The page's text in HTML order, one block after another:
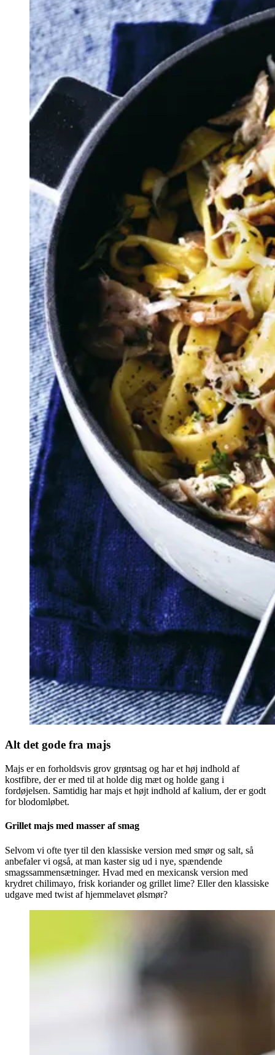
Alt det gode fra majs
Majs er en forholdsvis grov grøntsag og har et høj indhold af
kostfibre, der er med til at holde dig mæt og holde gang i
fordøjelsen. Samtidig har majs et højt indhold af kalium, der er godt
for blodomløbet.
Grillet majs med masser af smag
Selvom vi ofte tyer til den klassiske version med smør og salt, så
anbefaler vi også, at man kaster sig ud i nye, spændende
smagssammensætninger. Hvad med en mexicansk version med
krydret chilimayo, frisk koriander og grillet lime? Eller den klassiske
udgave med twist af hjemmelavet ølsmør?